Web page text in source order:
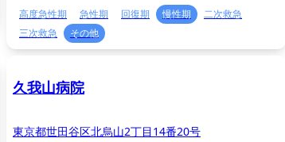
高度急性期 急性期 回復期 慢性期
二次救急
三次救急
その他
久我山病院
東京都世田谷区北烏山2丁目14番20号